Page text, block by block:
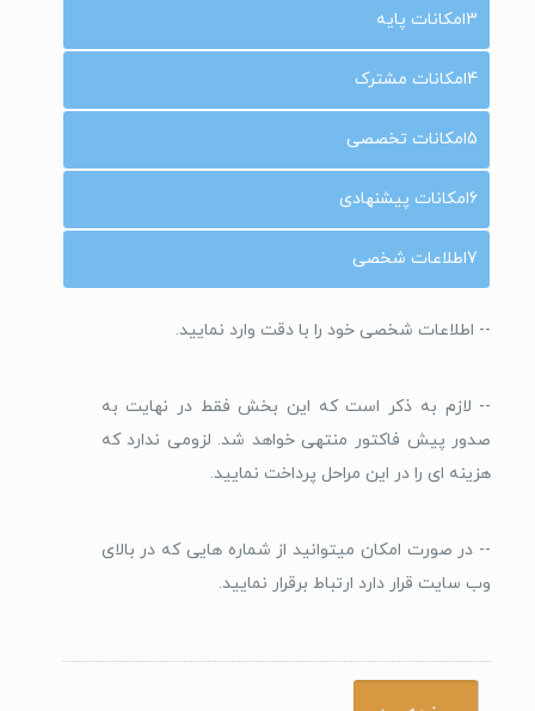
3امکانات پایه
4امکانات مشترک
5امکانات تخصصی
6امکانات پیشنهادی
7اطلاعات شخصی
-- اطلاعات شخصی خود را با دقت وارد نمایید.
-- لازم به ذکر است که این بخش فقط در نهایت به
صدور پیش فاکتور منتهی خواهد شد. لزومی ندارد که
هزینه ای را در این مراحل پرداخت نمایید.
-- در صورت امکان میتوانید از شماره هایی که در بالای
وب سایت قرار دارد ارتباط برقرار نمایید.